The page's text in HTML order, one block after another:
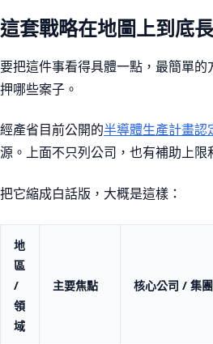
這套戰略在地圖上到底
要把這件事看得具體一點，最簡單
押哪些案子。
經產省目前公開的半導體生產計畫認
源。上面不只列公司，也有補助上限
把它縮成白話版，大概是這樣：
地
區
/
領
域
主要焦點 核心公司 / 集團